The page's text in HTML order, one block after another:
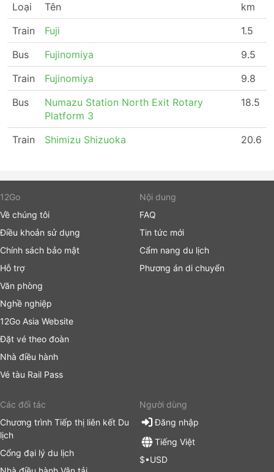
Loại Tên
km
Train
Fuji
1.5
Bus
Fujinomiya
9.5
Train
Fujinomiya
9.8
Bus
Numazu Station North Exit Rotary
Platform 3
18.5
Train Shimizu Shizuoka 20.6
12Go
Về chúng tôi
Điều khoản sử dụng
Chính sách bảo mật
Hỗ trợ
Văn phòng
Nghề nghiệp
12Go Asia Website
Đặt vé theo đoàn
Nhà điều hành
Vé tàu Rail Pass
Nội dung
FAQ
Tin tức mới
Cẩm nang du lịch
Phương án di chuyển
Các đối tác
Chương trình Tiếp thị liên kết Du
lịch
Cổng đại lý du lịch
Người dùng
Đăng nhập
Tiếng Việt
$•USD